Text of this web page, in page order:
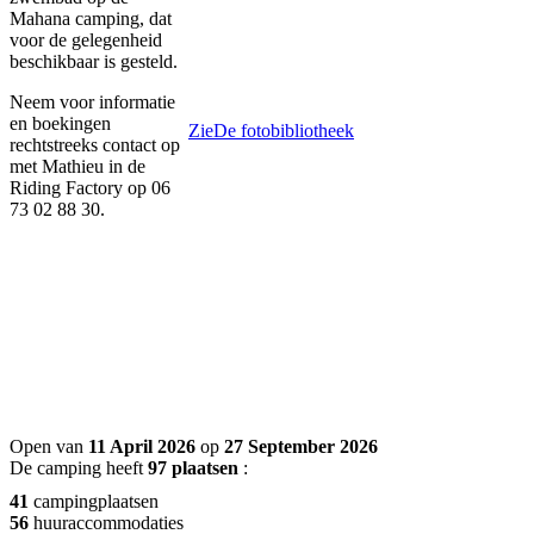
Mahana camping, dat
voor de gelegenheid
beschikbaar is gesteld.
Neem voor informatie
en boekingen
rechtstreeks contact op
met Mathieu in de
Riding Factory op 06
73 02 88 30.
ZieDe fotobibliotheek
Open van 11 April 2026 op 27 September 2026
De camping heeft 97 plaatsen :
41 campingplaatsen
56 huuraccommodaties